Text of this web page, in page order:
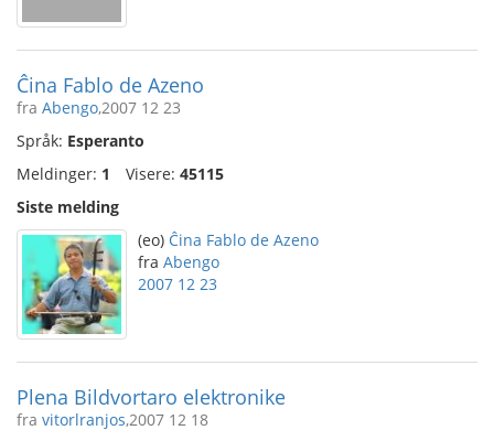
Ĉina Fablo de Azeno
fra Abengo,2007 12 23
Språk: Esperanto
Meldinger: 1 Visere: 45115
Siste melding
(eo) Ĉina Fablo de Azeno
fra Abengo
2007 12 23
Plena Bildvortaro elektronike
fra vitorlranjos,2007 12 18